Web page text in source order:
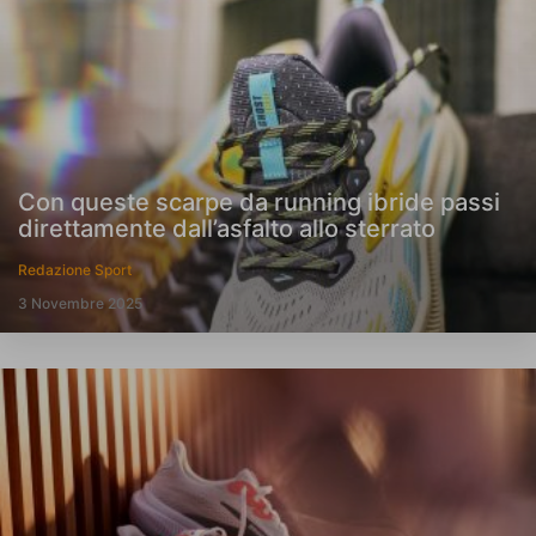
Con queste scarpe da running ibride passi
direttamente dall’asfalto allo sterrato
Redazione Sport
3 Novembre 2025